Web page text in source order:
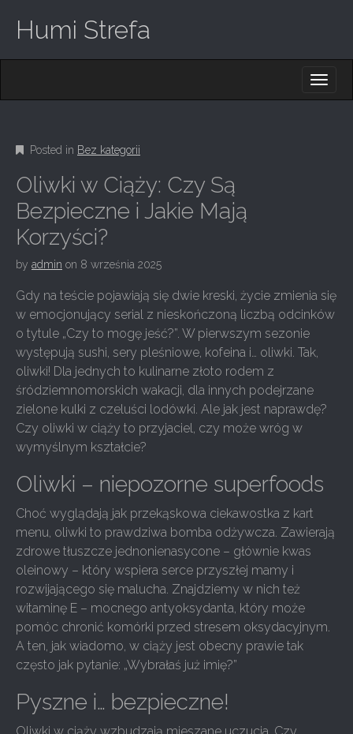
Humi Strefa
M
E
N
U
C
N
T
E
N
T
Posted in Bez kategorii
Oliwki w Ciąży: Czy Są
Bezpieczne i Jakie Mają
Korzyści?
by admin on 8 września 2025
Gdy na teście pojawiają się dwie kreski, życie zmienia się
w emocjonujący serial z nieskończoną liczbą odcinków
o tytule „Czy to mogę jeść?”. W pierwszym sezonie
występują sushi, sery pleśniowe, kofeina i… oliwki. Tak,
oliwki! Dla jednych to kulinarne złoto rodem z
śródziemnomorskich wakacji, dla innych podejrzane
zielone kulki z czeluści lodówki. Ale jak jest naprawdę?
Czy oliwki w ciąży to przyjaciel, czy może wróg w
wymyślnym kształcie?
Oliwki – niepozorne superfoods
Choć wyglądają jak przekąskowa ciekawostka z kart
menu, oliwki to prawdziwa bomba odżywcza. Zawierają
zdrowe tłuszcze jednonienasycone – głównie kwas
oleinowy – który wspiera serce przyszłej mamy i
rozwijającego się malucha. Znajdziemy w nich też
witaminę E – mocnego antyoksydanta, który może
pomóc chronić komórki przed stresem oksydacyjnym.
A ten, jak wiadomo, w ciąży jest obecny prawie tak
często jak pytanie: „Wybrałaś już imię?”
Pyszne i… bezpieczne!